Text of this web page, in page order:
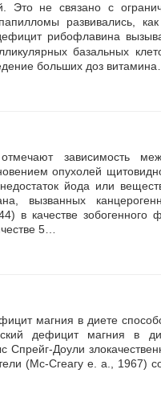
Это не связано с
развивались,
рибофлавина
базальных
больших доз витамина…
зависимость
опухолей
йода или
вызванных
в качестве зобогенного
5…
магния в диете
дефицит магния в
Спрейг-Доули
(Мс-Сгеагу е. а., 1967)